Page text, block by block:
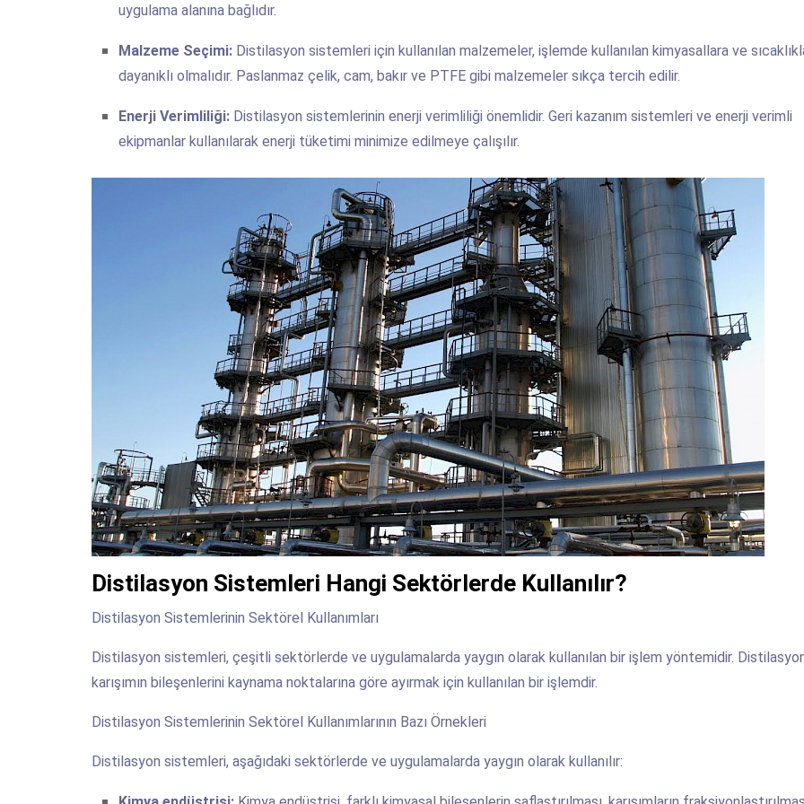
uygulama alanına bağlıdır.
Malzeme Seçimi: Distilasyon sistemleri için kullanılan malzemeler, işlemde kullanılan kimyasallara ve
dayanıklı olmalıdır. Paslanmaz çelik, cam, bakır ve PTFE gibi malzemeler sıkça tercih edilir.
Enerji Verimliliği: Distilasyon sistemlerinin enerji verimliliği önemlidir. Geri kazanım sistemleri ve enerji verimli
ekipmanlar kullanılarak enerji tüketimi minimize edilmeye çalışılır.
Distilasyon Sistemleri Hangi Sektörlerde Kullanılır?
Distilasyon Sistemlerinin Sektörel Kullanımları
Distilasyon sistemleri, çeşitli sektörlerde ve uygulamalarda yaygın olarak kullanılan bir işlem yöntemidir.
karışımın bileşenlerini kaynama noktalarına göre ayırmak için kullanılan bir işlemdir.
Distilasyon Sistemlerinin Sektörel Kullanımlarının Bazı Örnekleri
Distilasyon sistemleri, aşağıdaki sektörlerde ve uygulamalarda yaygın olarak kullanılır: